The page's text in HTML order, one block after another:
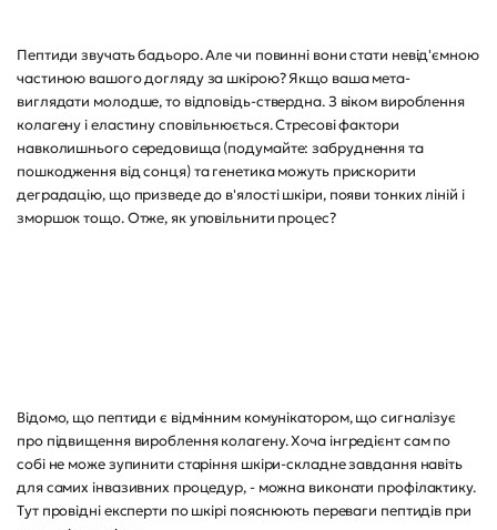
Пептиди звучать бадьоро. Але чи повинні вони стати невід'ємною
частиною вашого догляду за шкірою? Якщо ваша мета-
виглядати молодше, то відповідь-ствердна. З віком вироблення
колагену і еластину сповільнюється. Стресові фактори
навколишнього середовища (подумайте: забруднення та
пошкодження від сонця) та генетика можуть прискорити
деградацію, що призведе до в'ялості шкіри, появи тонких ліній і
зморшок тощо. Отже, як уповільнити процес?
Відомо, що пептиди є відмінним комунікатором, що сигналізує
про підвищення вироблення колагену. Хоча інгредієнт сам по
собі не може зупинити старіння шкіри-складне завдання навіть
для самих інвазивних процедур, - можна виконати профілактику.
Тут провідні експерти по шкірі пояснюють переваги пептидів при